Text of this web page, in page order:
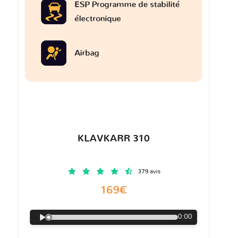
ESP Programme de stabilité
électronique
Airbag
KLAVKARR 310
379 avis
169€
0:00